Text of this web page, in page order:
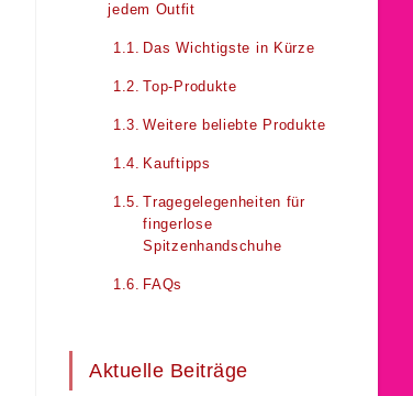
jedem Outfit
Das Wichtigste in Kürze
Top-Produkte
Weitere beliebte Produkte
Kauftipps
Tragegelegenheiten für
fingerlose
Spitzenhandschuhe
FAQs
Aktuelle Beiträge